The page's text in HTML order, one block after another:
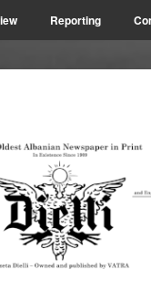
Reporting